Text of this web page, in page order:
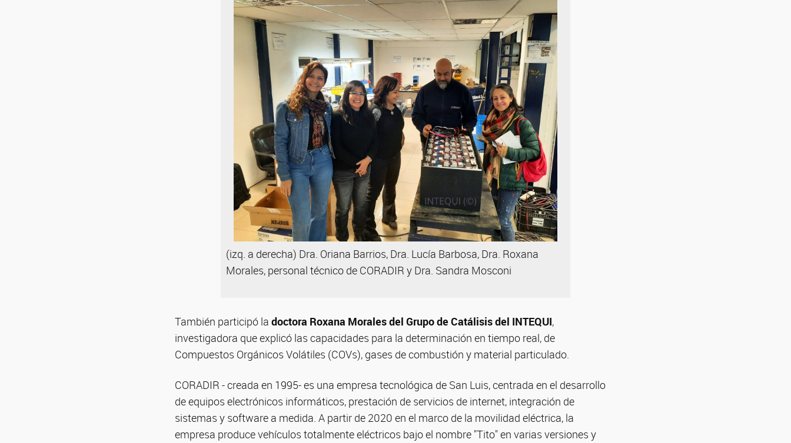
(izq. a derecha) Dra. Oriana Barrios, Dra. Lucía Barbosa, Dra. Roxana
Morales, personal técnico de CORADIR y Dra. Sandra Mosconi
También participó la doctora Roxana Morales del Grupo de Catálisis del INTEQUI,
investigadora que explicó las capacidades para la determinación en tiempo real, de
Compuestos Orgánicos Volátiles (COVs), gases de combustión y material particulado.
CORADIR - creada en 1995- es una empresa tecnológica de San Luis, centrada en el desarrollo
de equipos electrónicos informáticos, prestación de servicios de internet, integración de
sistemas y software a medida. A partir de 2020 en el marco de la movilidad eléctrica, la
empresa produce vehículos totalmente eléctricos bajo el nombre "Tito" en varias versiones y